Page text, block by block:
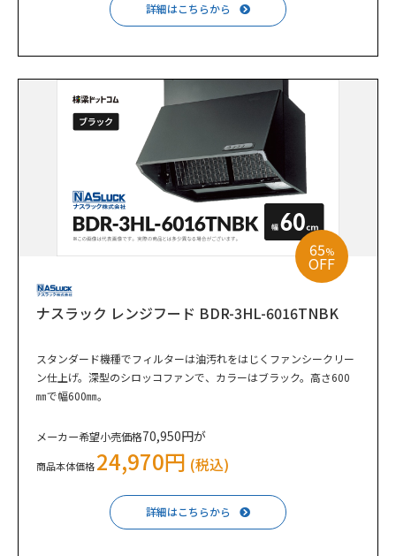
詳細はこちらから
65%
OFF
ナスラック レンジフード BDR-3HL-6016TNBK
スタンダード機種でフィルターは油汚れをはじくファンシークリー
ン仕上げ。深型のシロッコファンで、カラーはブラック。高さ600
㎜で幅600㎜。
メーカー希望小売価格70,950円が
商品本体価格24,970円 (税込)
詳細はこちらから